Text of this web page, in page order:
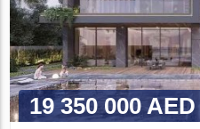
19 350 000 AED